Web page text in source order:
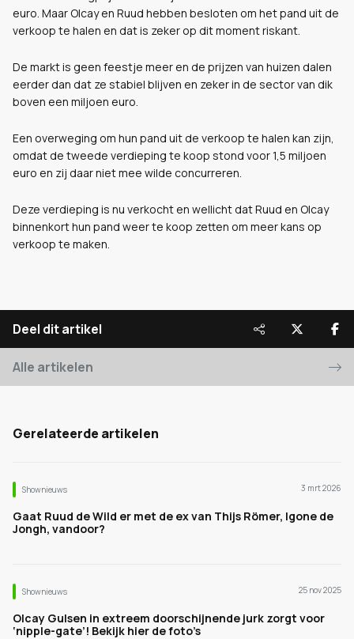
euro. Maar Olcay en Ruud hebben besloten om het pand uit de
verkoop te halen en dat is zeker op dit moment riskant.
De markt is geen feestje meer en de prijzen van huizen dalen
eerder dan dat ze stabiel blijven en zeker in de sector van dik
boven een miljoen euro.
Een overweging om hun pand uit de verkoop te halen kan zijn,
omdat de tweede verdieping te koop stond voor 1,5 miljoen
euro en zij daar niet mee wilde concurreren.
Deze verdieping is nu verkocht en wellicht dat Ruud en Olcay
binnenkort hun pand weer te koop zetten om meer kans op
verkoop te maken.
Deel dit artikel
Alle artikelen
Gerelateerde artikelen
Shownieuws 3 mrt 2026
Gaat Ruud de Wild er met de ex van Thijs Römer, Igone de
Jongh, vandoor?
Shownieuws 25 nov 2025
Olcay Gulsen in extreem doorschijnende jurk zorgt voor
‘nipple-gate’! Bekijk hier de foto’s